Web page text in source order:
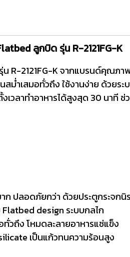
ลูกบิด รุ่น R-2121FG-K
น R-2121FG-K จากแบรนด์คุณ
สม่ำเสมอทั่วถึง ใช้งานง่าย ด้วย
เวลาทำอาหารได้สูงสุด 30 นาที
ก ปลอดภัยกว่า ด้วยประตูกระจกนิ
design ระบบกลไก
วถึง โหมดละลายอาหารแช่แข็ง
เป็นแก้วทนความร้อนสูง